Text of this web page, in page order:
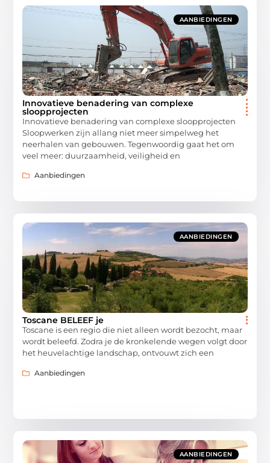
AANBIEDINGEN
Innovatieve benadering van complexe
sloopprojecten
Innovatieve benadering van complexe sloopprojecten
Sloopwerken zijn allang niet meer simpelweg het
neerhalen van gebouwen. Tegenwoordig gaat het om
veel meer: duurzaamheid, veiligheid en
Aanbiedingen
AANBIEDINGEN
Toscane BELEEF je
Toscane is een regio die niet alleen wordt bezocht, maar
wordt beleefd. Zodra je de kronkelende wegen volgt door
het heuvelachtige landschap, ontvouwt zich een
Aanbiedingen
AANBIEDINGEN